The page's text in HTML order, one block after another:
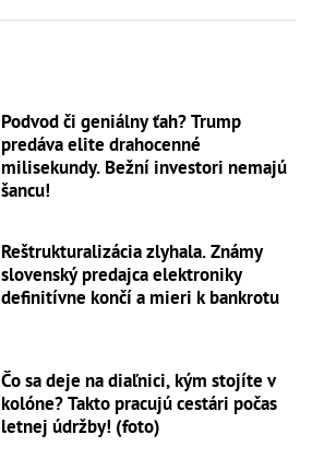
Podvod či geniálny ťah? Trump
predáva elite drahocenné
milisekundy. Bežní investori nemajú
šancu!
Reštrukturalizácia zlyhala. Známy
slovenský predajca elektroniky
definitívne končí a mieri k bankrotu
Čo sa deje na diaľnici, kým stojíte v
kolóne? Takto pracujú cestári počas
letnej údržby! (foto)